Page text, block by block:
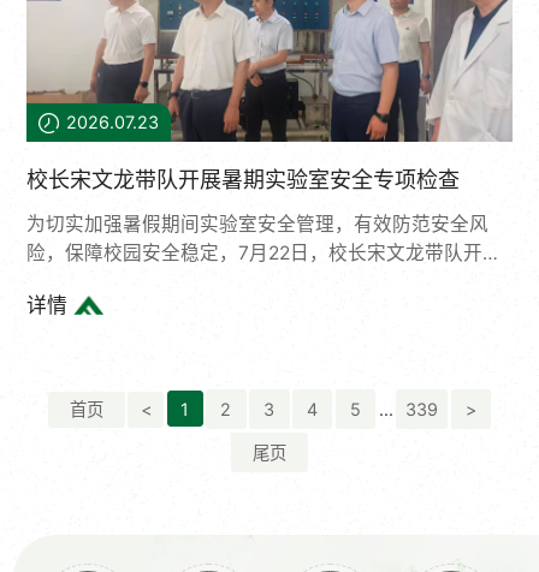
2026.07.23
校长宋文龙带队开展暑期实验室安全专项检查
为切实加强暑假期间实验室安全管理，有效防范安全风
险，保障校园安全稳定，7月22日，校长宋文龙带队开展
建设处、相关学院负责人等参与检查。校长宋文龙带队深
训、假期开放运行等工作情况，仔细检查水电、消防设施
运维以及安全通道畅通状况，全面梳理危化品采购、存
储、使用、废弃物处置全流程管理措施，逐项核验安全管
详情
首页 < 1 2 3 4 5 ... 339 >
尾页